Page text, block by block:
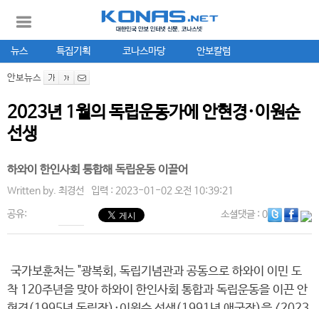
뉴스 특집기획 코나스마당 안보칼럼
안보뉴스
2023년 1월의 독립운동가에 안현경·이원순
선생
하와이 한인사회 통합해 독립운동 이끌어
Written by. 최경선 입력 : 2023-01-02 오전 10:39:21
공유: 소셜댓글: 0
국가보훈처는 "광복회, 독립기념관과 공동으로 하와이 이민 도
착 120주년을 맞아 하와이 한인사회 통합과 독립운동을 이끈 안